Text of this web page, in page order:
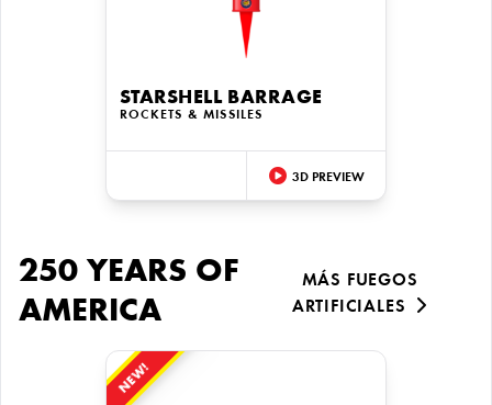
STARSHELL BARRAGE
ROCKETS & MISSILES
3D PREVIEW
250 YEARS OF
AMERICA
MÁS FUEGOS
ARTIFICIALES
NEW!